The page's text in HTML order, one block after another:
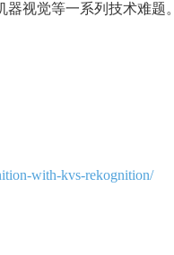
视觉等一系列技术难题。
with-kvs-rekognition/